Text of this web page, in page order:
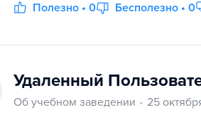
Полезно • 0 Бесполезно • 0
Удаленный
Об учебном заведении
25